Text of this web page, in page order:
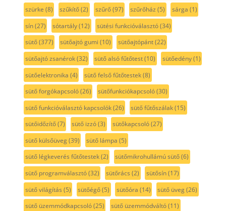
szürke (8) szűkítő(2) szűrő(97) szűrőház (5) sárga (1)
sín(27) sótartály(12) sütési funkcióválasztó(34)
sütő(377) sütőajtó gumi (10) sütőajtópánt(22)
sütőajtó zsanérok(32) sütő alsó fűtőtest(10) sütőedény(1)
sütőelektronika (4) sütő felső fűtőtestek(8)
sütő forgókapcsoló(26) sütőfunkciókapcsoló(30)
sütő funkcióválasztó kapcsolók(26) sütő fűtőszálak(15)
sütőidőzítő(7) sütő izzó(3) sütőkapcsoló(27)
sütő külsőüveg(39) sütő lámpa (5)
sütő légkeverés fűtőtestek(2) sütőmikrohullámú sütő(6)
sütő programválasztó(32) sütőrács (2) sütősín(17)
sütő világítás (5) sütőégő(5) sütőóra (14) sütő üveg(26)
sütő üzemmódkapcsoló(25) sütő üzemmódváltó(11)